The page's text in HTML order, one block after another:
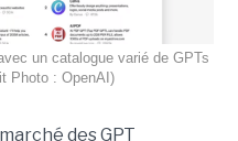
un catalogue varié de GPTs
Photo : OpenAI)
des GPT